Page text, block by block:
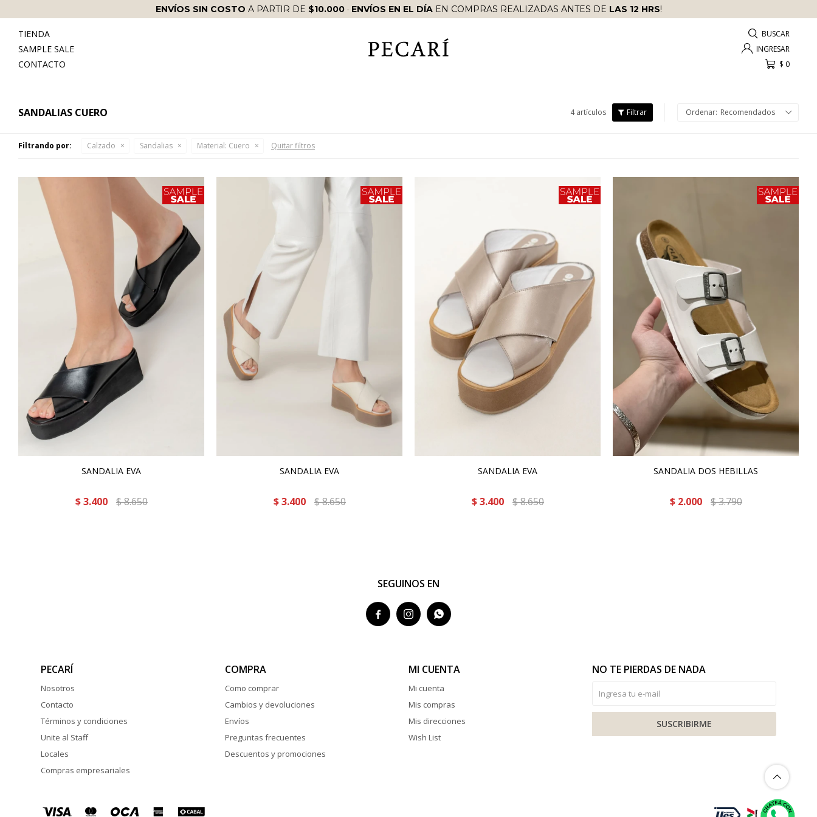
ENVÍOS SIN COSTO A PARTIR DE $10.000· ENVÍOS EN EL DÍAEN COMPRAS REALIZADAS ANTES DE LAS 12 HRS!
TIENDA
SAMPLE SALE
CONTACTO
$ 0
SANDALIAS CUERO 4 artículos Recomendados
Filtrando por: Calzado Sandalias Material: Cuero Quitar filtros
SANDALIA EVA
$ 3.400 $8.650
SANDALIA EVA
$ 3.400 $8.650
SANDALIA EVA
$ 3.400 $8.650
SANDALIA DOS HEBILLAS
$ 2.000 $3.790
SEGUINOS EN
  
PECARÍ
Nosotros
Contacto
Términos y condiciones
Unite al Staff
Locales
Compras empresariales
COMPRA
Como comprar
Cambios y devoluciones
Envíos
Preguntas frecuentes
Descuentos y promociones
MI CUENTA
Mi cuenta
Mis compras
Mis direcciones
Wish List
NO TE PIERDAS DE NADA
SUSCRIBIRME